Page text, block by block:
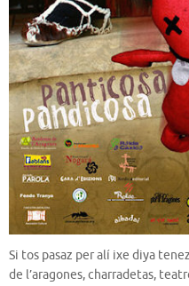
Si tos pasaz per alí ixe diya
de l’aragones, charradetas,